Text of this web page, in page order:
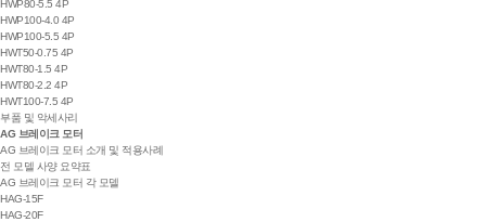
HWP80-5.5 4P
HWP100-4.0 4P
HWP100-5.5 4P
HWT50-0.75 4P
HWT80-1.5 4P
HWT80-2.2 4P
HWT100-7.5 4P
부품 및 악세사리
AG 브레이크 모터
AG 브레이크 모터 소개 및 적용사례
전 모델 사양 요약표
AG 브레이크 모터 각 모델
HAG-15F
HAG-20F